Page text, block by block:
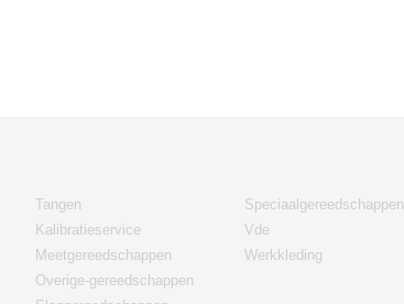
Tangen
Kalibratieservice
Meetgereedschappen
Overige-gereedschappen
Speciaalgereedschappen
Vde
Werkkleding